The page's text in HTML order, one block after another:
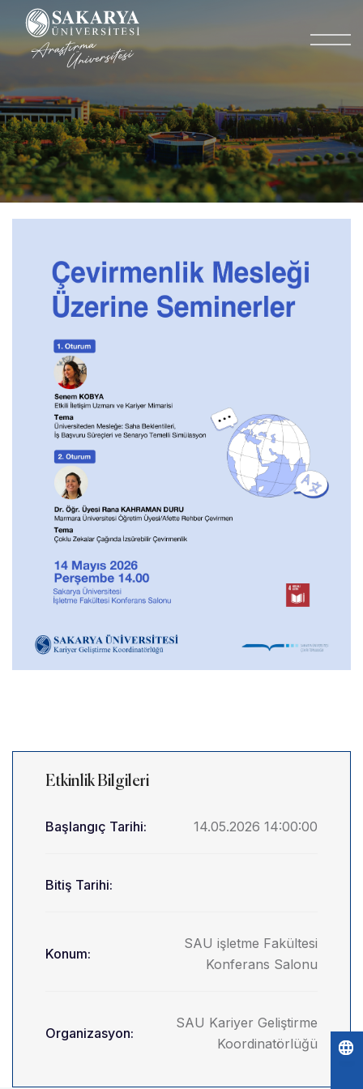
Etkinlik Bilgileri
Başlangıç Tarihi: 14.05.2026 14:00:00
Bitiş Tarihi:
Konum:
SAU işletme Fakültesi
Konferans Salonu
Organizasyon:
SAU Kariyer Geliştirme
Koordinatörlüğü